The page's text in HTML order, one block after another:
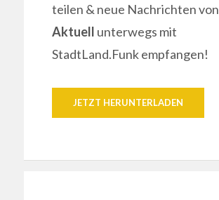
teilen & neue Nachrichten von
Aktuell unterwegs mit
StadtLand.Funk empfangen!
JETZT HERUNTERLADEN